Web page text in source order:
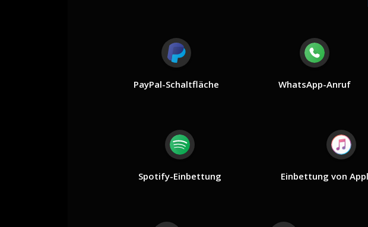
PayPal-Schaltfläche WhatsApp-Anruf
Spotify-Einbettung Einbettung von